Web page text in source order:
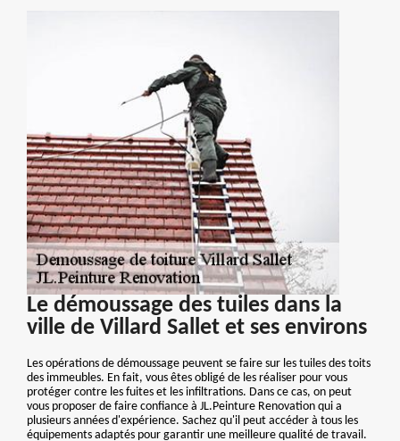
Le démoussage des tuiles dans la
ville de Villard Sallet et ses environs
Les opérations de démoussage peuvent se faire sur les tuiles des toits
des immeubles. En fait, vous êtes obligé de les réaliser pour vous
protéger contre les fuites et les infiltrations. Dans ce cas, on peut
vous proposer de faire confiance à JL.Peinture Renovation qui a
plusieurs années d'expérience. Sachez qu'il peut accéder à tous les
équipements adaptés pour garantir une meilleure qualité de travail.